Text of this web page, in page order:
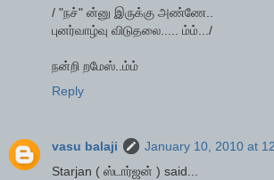
/ "நச்" ன்னு இருக்கு அண்ணே..
புனர்வாழ்வு விடுதலை..... ம்ம்.../
நன்றி றமேஸ்..ம்ம்
Reply
vasu balaji
January 10, 2010 at
Starjan ( ஸ்டார்ஜன் ) said...